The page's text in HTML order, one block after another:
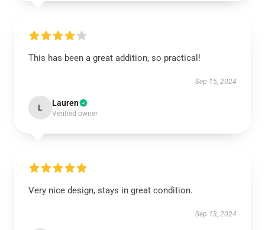
This has been a great addition, so practical!
Sep 15, 2024
L Lauren
Verified owner
Very nice design, stays in great condition.
Sep 13, 2024